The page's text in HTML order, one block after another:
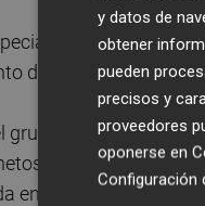
en el
del 38%,
grupo se elevó por
consolidados por
en 2020, ha
y datos de
obtener
pueden
precisos y
proveedores
oponerse en
Configuración